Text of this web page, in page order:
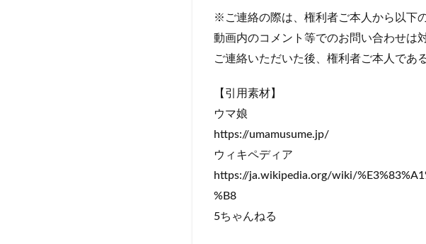
※ご連絡の際は、権利者ご本人から以下
動画内のコメント等でのお問い合わせは
ご連絡いただいた後、権利者ご本人であ
【引用素材】
ウマ娘
https://umamusume.jp/
ウィキペディア
https://ja.wikipedia.org/wiki/
%B8
5ちゃんねる